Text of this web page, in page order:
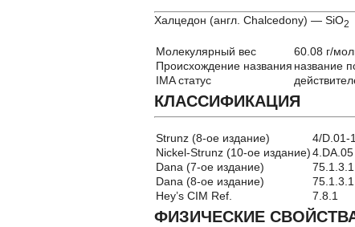
Халцедон (англ. Chalcedony) — SiO2
Молекулярный вес
60.08 г/
Происхождение названия название
IMA статус
КЛАССИФИКАЦИЯ
Strunz (8-ое издание)
4/D.01-
Nickel-Strunz (10-ое издание)4.DA.05
Dana (7-ое издание)
75.1.3.1
Dana (8-ое издание)
75.1.3.1
Hey’s CIM Ref.
7.8.1
ФИЗИЧЕСКИЕ